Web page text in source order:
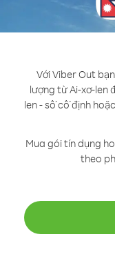
Với Viber Out
lượng từ Ai-xơ-len
len - số cố định
Mua gói tín dụng
theo